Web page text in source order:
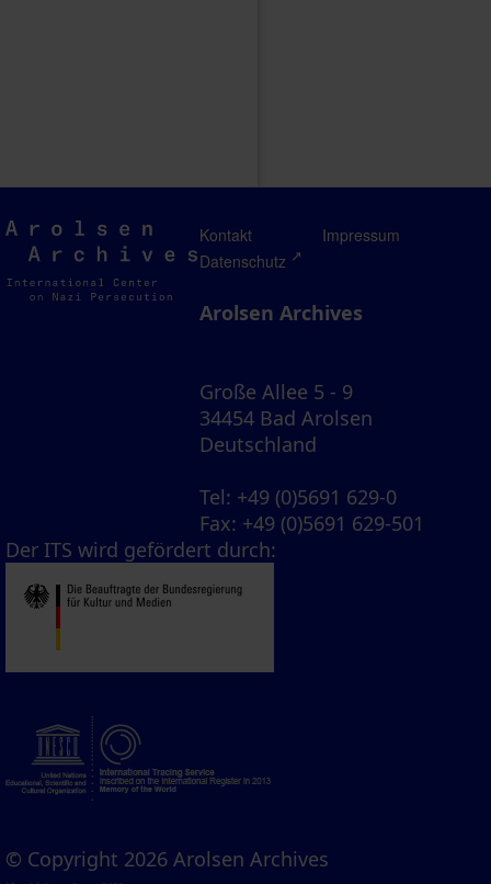
Arolsen
Archives
Kontakt
Impressum
Datenschutz
Arolsen Archives
Große Allee 5 - 9
34454 Bad Arolsen
Deutschland
Tel: +49 (0)5691 629-0
Fax: +49 (0)5691 629-501
Der ITS wird gefördert durch:
© Copyright 2026 Arolsen Archives